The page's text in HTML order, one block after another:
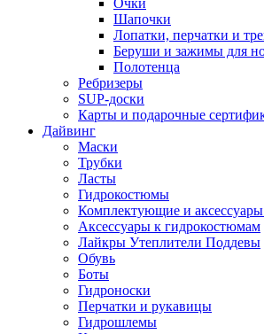
Очки
Шапочки
Лопатки, перчатки и
Беруши и зажимы для
Полотенца
Ребризеры
SUP-доски
Карты и подарочные
Дайвинг
Маски
Трубки
Ласты
Гидрокостюмы
Комплектующие и аксессуары
Аксессуары к гидрокостюмам
Лайкры Утеплители Поддевы
Обувь
Боты
Гидроноски
Перчатки и рукавицы
Гидрошлемы